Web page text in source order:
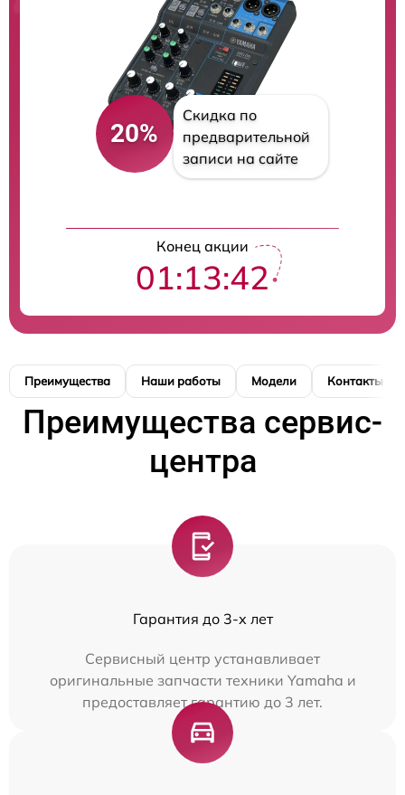
20%
Скидка по
предварительной
записи на сайте
Конец акции
01:13:42
Преимущества Наши работы Модели Контакты
Преимущества сервис-
центра
Гарантия до 3-х лет
Сервисный центр устанавливает
оригинальные запчасти техники Yamaha и
предоставляет гарантию до 3 лет.